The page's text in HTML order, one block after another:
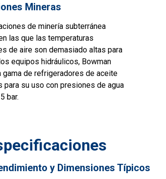
Mineras
de minería subterránea
las que las temperaturas
de aire son demasiado altas para
equipos hidráulicos, Bowman
gama de refrigeradores de aceite
para su uso con presiones de agua
bar.
y Dimensiones Típicos